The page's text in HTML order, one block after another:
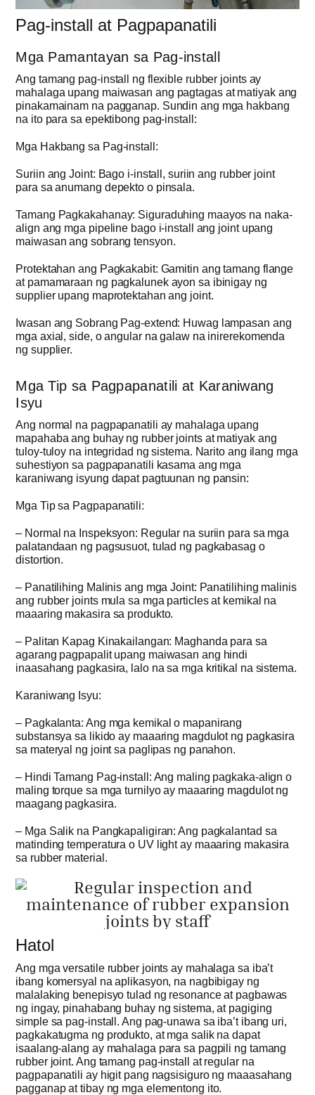
Pag-install at Pagpapanatili
Mga Pamantayan sa Pag-install
Ang tamang pag-install ng flexible rubber joints ay
mahalaga upang maiwasan ang pagtagas at matiyak ang
pinakamainam na pagganap. Sundin ang mga hakbang
na ito para sa epektibong pag-install:
Mga Hakbang sa Pag-install:
Suriin ang Joint: Bago i-install, suriin ang rubber joint
para sa anumang depekto o pinsala.
Tamang Pagkakahanay: Siguraduhing maayos na naka-
align ang mga pipeline bago i-install ang joint upang
maiwasan ang sobrang tensyon.
Protektahan ang Pagkakabit: Gamitin ang tamang flange
at pamamaraan ng pagkalunek ayon sa ibinigay ng
supplier upang maprotektahan ang joint.
Iwasan ang Sobrang Pag-extend: Huwag lampasan ang
mga axial, side, o angular na galaw na inirerekomenda
ng supplier.
Mga Tip sa Pagpapanatili at Karaniwang
Isyu
Ang normal na pagpapanatili ay mahalaga upang
mapahaba ang buhay ng rubber joints at matiyak ang
tuloy-tuloy na integridad ng sistema. Narito ang ilang mga
suhestiyon sa pagpapanatili kasama ang mga
karaniwang isyung dapat pagtuunan ng pansin:
Mga Tip sa Pagpapanatili:
– Normal na Inspeksyon: Regular na suriin para sa mga
palatandaan ng pagsusuot, tulad ng pagkabasag o
distortion.
– Panatilihing Malinis ang mga Joint: Panatilihing malinis
ang rubber joints mula sa mga particles at kemikal na
maaaring makasira sa produkto.
– Palitan Kapag Kinakailangan: Maghanda para sa
agarang pagpapalit upang maiwasan ang hindi
inaasahang pagkasira, lalo na sa mga kritikal na sistema.
Karaniwang Isyu:
– Pagkalanta: Ang mga kemikal o mapanirang
substansya sa likido ay maaaring magdulot ng pagkasira
sa materyal ng joint sa paglipas ng panahon.
– Hindi Tamang Pag-install: Ang maling pagkaka-align o
maling torque sa mga turnilyo ay maaaring magdulot ng
maagang pagkasira.
– Mga Salik na Pangkapaligiran: Ang pagkalantad sa
matinding temperatura o UV light ay maaaring makasira
sa rubber material.
Hatol
Ang mga versatile rubber joints ay mahalaga sa iba’t
ibang komersyal na aplikasyon, na nagbibigay ng
malalaking benepisyo tulad ng resonance at pagbawas
ng ingay, pinahabang buhay ng sistema, at pagiging
simple sa pag-install. Ang pag-unawa sa iba’t ibang uri,
pagkakatugma ng produkto, at mga salik na dapat
isaalang-alang ay mahalaga para sa pagpili ng tamang
rubber joint. Ang tamang pag-install at regular na
pagpapanatili ay higit pang nagsisiguro ng maaasahang
pagganap at tibay ng mga elementong ito.